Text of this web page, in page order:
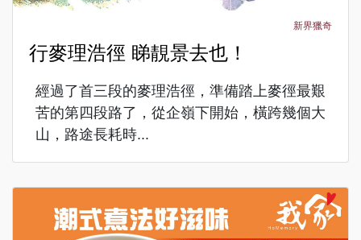
新界獵奇
行麥理浩徑 睇靚景去也！
經過了首三段的麥理浩徑，準備踏上麥徑最艱
苦的第四段路了，從企嶺下開始，橫跨幾個大
山，路途長耗時...